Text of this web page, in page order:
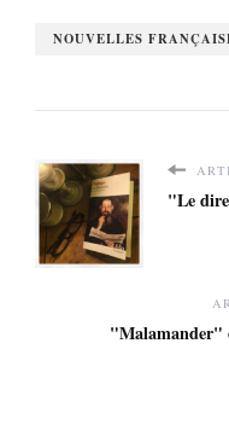
NOUVELLES
"Le
"Malamander"